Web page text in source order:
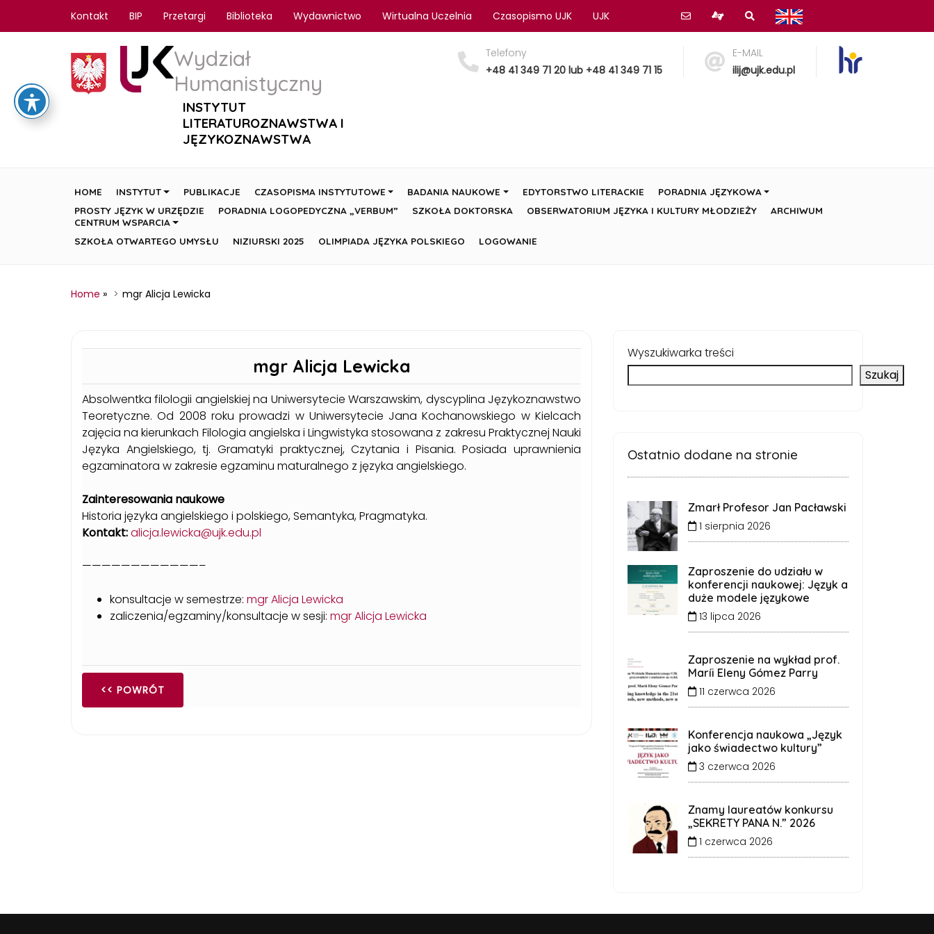
Kontakt BIP Przetargi Biblioteka Wydawnictwo Wirtualna Uczelnia Czasopismo UJK UJK
Wydział
Humanistyczny
INSTYTUT
LITERATUROZNAWSTWA I
JĘZYKOZNAWSTWA
Telefony
+48 41 349 71 20 lub +48 41 349 71 15
E-MAIL
ilij@ujk.edu.pl
HOME INSTYTUT PUBLIKACJE CZASOPISMA INSTYTUTOWE BADANIA NAUKOWE EDYTORSTWO LITERACKIE
PORADNIA JĘZYKOWA
PROSTY JĘZYK W URZĘDZIE
CENTRUM WSPARCIA
PORADNIA LOGOPEDYCZNA „VERBUM” SZKOŁA DOKTORSKA OBSERWATORIUM JĘZYKA I KULTURY MŁODZIEŻY ARCHIWUM
SZKOŁA OTWARTEGO UMYSŁU NIZIURSKI 2025 OLIMPIADA JĘZYKA POLSKIEGO LOGOWANIE
Home » mgr Alicja Lewicka
mgr Alicja Lewicka
Absolwentka filologii angielskiej na Uniwersytecie Warszawskim, dyscyplina Językoznawstwo
Teoretyczne. Od 2008 roku prowadzi w Uniwersytecie Jana Kochanowskiego w Kielcach
zajęcia na kierunkach Filologia angielska i Lingwistyka stosowana z zakresu Praktycznej Nauki
Języka Angielskiego, tj. Gramatyki praktycznej, Czytania i Pisania. Posiada uprawnienia
egzaminatora w zakresie egzaminu maturalnego z języka angielskiego.
Zainteresowania naukowe
Historia języka angielskiego i polskiego, Semantyka, Pragmatyka.
Kontakt:alicja.lewicka@ujk.edu.pl
————————————–
konsultacje w semestrze: mgr Alicja Lewicka
zaliczenia/egzaminy/konsultacje w sesji: mgr Alicja Lewicka
<< POWRÓT
Wyszukiwarka treści
Szukaj
Ostatnio dodane na stronie
Zmarł Profesor Jan Pacławski
1 sierpnia 2026
Zaproszenie do udziału w
konferencji naukowej: Język a
duże modele językowe
13 lipca 2026
Zaproszenie na wykład prof.
Maríi Eleny Gómez Parry
11 czerwca 2026
Konferencja naukowa „Język
jako świadectwo kultury”
3 czerwca 2026
Znamy laureatów konkursu
„SEKRETY PANA N.” 2026
1 czerwca 2026